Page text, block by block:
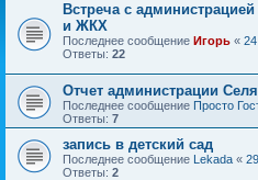
Встреча с
и ЖКХ
Последнее сообщение Игорь «
Ответы: 22
Отчет администрации
Последнее сообщение Просто
Ответы: 7
запись в детский сад
Последнее сообщение Lekada «
Ответы: 2